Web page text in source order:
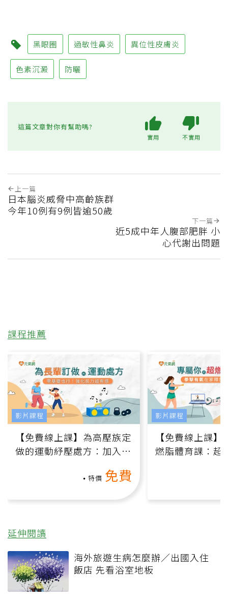
黑眼圈 過敏性鼻炎 異位性皮膚炎
色素沉澱 防曬
這篇文章對你有幫助嗎?
實用 不實用
上一篇
日本腦炎威脅中高齡族群
今年10例有9例皆逾50歲
下一篇
近5成中年人腹部肥胖 小
心代謝出問題
課程推薦
【免費線上課】為高壓族定
做的運動紓壓處方：加入行
特價 免費
影片課程
【免費線上課
燃脂體育課：超
影片課程
延伸閱讀
海外旅遊生病怎麼辦／出國入住
飯店 先看浴室地板